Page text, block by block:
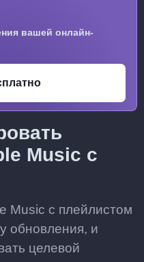
вашей онлайн-
Music с
Music с плейлистом
обновления, и
целевой